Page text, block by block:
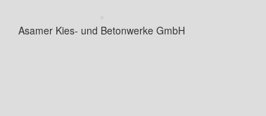
Asamer Kies- und Betonwerke GmbH